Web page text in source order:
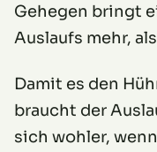
Gehegen bringt
Auslaufs mehr,
Damit es den
braucht der
sich wohler,